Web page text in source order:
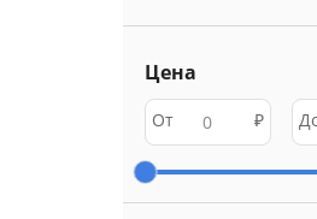
Цена
От ₽